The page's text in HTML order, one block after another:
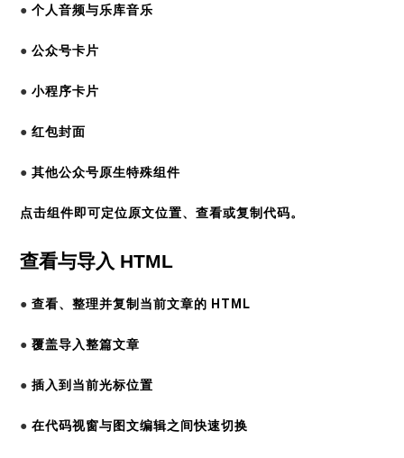
● 个人音频与乐库音乐
● 公众号卡片
● 小程序卡片
● 红包封面
● 其他公众号原生特殊组件
点击组件即可定位原文位置、查看或复制代码。
查看与导入 HTML
● 查看、整理并复制当前文章的 HTML
● 覆盖导入整篇文章
● 插入到当前光标位置
● 在代码视窗与图文编辑之间快速切换